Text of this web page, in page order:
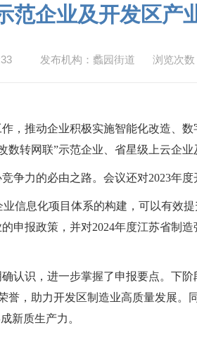
范企业及开发区产
发布机构：蠡园街道 浏览次数
，推动企业积极实施智能化改造、
数转网联”示范企业、省星级上云企业
争力的必由之路。会议还对2023年度
信息化项目体系的构建，可以有效
申报政策，并对2024年度江苏省制造
认识，进一步掌握了申报要点。下
，助力开发区制造业高质量发展。
新质生产力。